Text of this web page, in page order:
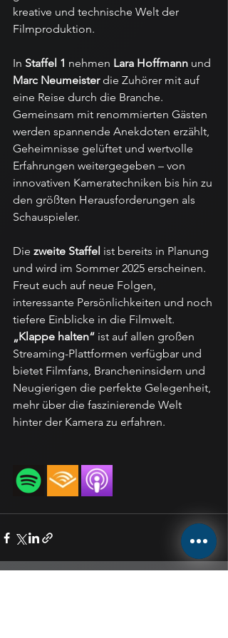
kreative und technische Welt der
Filmproduktion.
In Staffel 1 nehmen Lara Hoffmann und
Marc Neumeister die Zuhörer mit auf
eine Reise durch die Branche.
Gemeinsam mit renommierten Gästen
werden spannende Anekdoten erzählt,
Geheimnisse gelüftet und wertvolle
Erfahrungen weitergegeben – von
innovativen Kameratechniken bis hin zu
den größten Herausforderungen als
Schauspieler.
Die zweite Staffel ist bereits in Planung
und wird im Sommer 2025 erscheinen.
Freut euch auf neue Folgen,
interessante Persönlichkeiten und noch
tiefere Einblicke in die Filmwelt.
„Klappe halten“ ist auf allen großen
Streaming-Plattformen verfügbar und
bietet Filmfans, Brancheninsidern und
Neugierigen die perfekte Gelegenheit,
mehr über die faszinierende Welt
hinter der Kamera zu erfahren.